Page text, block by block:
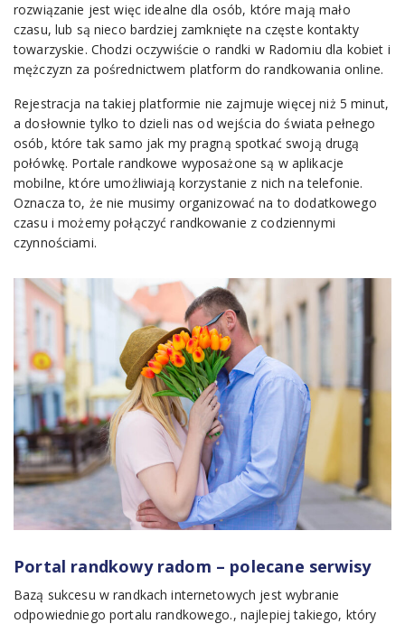
rozwiązanie jest więc idealne dla osób, które mają mało
czasu, lub są nieco bardziej zamknięte na częste kontakty
towarzyskie. Chodzi oczywiście o randki w Radomiu dla kobiet i
mężczyzn za pośrednictwem platform do randkowania online.
Rejestracja na takiej platformie nie zajmuje więcej niż 5 minut,
a dosłownie tylko to dzieli nas od wejścia do świata pełnego
osób, które tak samo jak my pragną spotkać swoją drugą
połówkę. Portale randkowe wyposażone są w aplikacje
mobilne, które umożliwiają korzystanie z nich na telefonie.
Oznacza to, że nie musimy organizować na to dodatkowego
czasu i możemy połączyć randkowanie z codziennymi
czynnościami.
Portal randkowy radom – polecane serwisy
Bazą sukcesu w randkach internetowych jest wybranie
odpowiedniego portalu randkowego., najlepiej takiego, który